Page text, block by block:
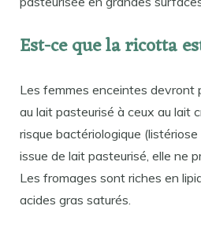
Est-ce que la ricotta
Les femmes enceintes devront
au lait pasteurisé à ceux au lait
risque bactériologique
issue de lait pasteurisé, elle ne
Les fromages sont riches en
acides gras saturés.